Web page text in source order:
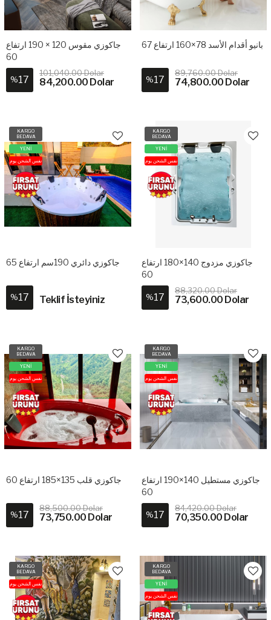
جاكوزي مقوس 120 × 190 ارتفاع
60
%17
101,040.00 Dolar
84,200.00 Dolar
بانيو أقدام الأسد 78×160 ارتفاع 67
%17
89,760.00 Dolar
74,800.00 Dolar
KARGO
BEDAVA
YENİ
نفس الشحن يوم
جاكوزي دائري 190سم ارتفاع 65
%17 Teklif İsteyiniz
KARGO
BEDAVA
YENİ
نفس الشحن يوم
جاكوزي مزدوج 140×180 ارتفاع
60
%17
88,320.00 Dolar
73,600.00 Dolar
KARGO
BEDAVA
YENİ
نفس الشحن يوم
جاكوزي قلب 135×185 ارتفاع 60
%17
88,500.00 Dolar
73,750.00 Dolar
KARGO
BEDAVA
YENİ
نفس الشحن يوم
جاكوزي مستطيل 140×190 ارتفاع
60
%17
84,420.00 Dolar
70,350.00 Dolar
KARGO
BEDAVA
نفس الشحن يوم
KARGO
BEDAVA
YENİ
نفس الشحن يوم